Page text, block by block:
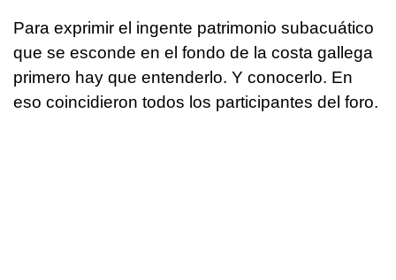
Para exprimir el ingente patrimonio subacuático
que se esconde en el fondo de la costa gallega
primero hay que entenderlo. Y conocerlo. En
eso coincidieron todos los participantes del foro.